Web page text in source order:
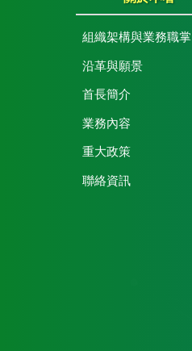
組織架構與業務職掌
沿革與願景
首長簡介
業務內容
重大政策
聯絡資訊